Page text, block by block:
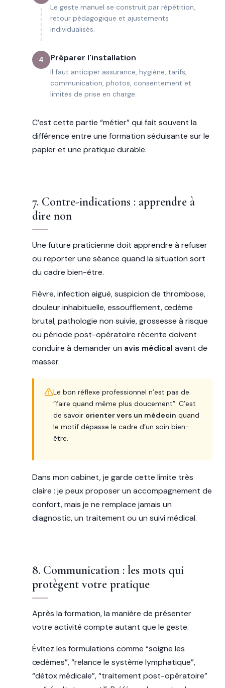
Le geste manuel se construit par répétition,
retour pédagogique et ajustements
individualisés.
4 Préparer l'installation
Il faut anticiper assurance, hygiène, tarifs,
communication, photos, consentement et
limites de prise en charge.
C’est cette partie “métier” qui fait souvent la
différence entre une formation séduisante sur le
papier et une pratique durable.
7. Contre-indications : apprendre à
dire non
Une future praticienne doit apprendre à refuser
ou reporter une séance quand la situation sort
du cadre bien-être.
Fièvre, infection aiguë, suspicion de thrombose,
douleur inhabituelle, essoufflement, œdème
brutal, pathologie non suivie, grossesse à risque
ou période post-opératoire récente doivent
conduire à demander un avis médical avant de
masser.
Le bon réflexe professionnel n’est pas de
“faire quand même plus doucement”. C’est
de savoir orienter vers un médecin quand
le motif dépasse le cadre d’un soin bien-
être.
Dans mon cabinet, je garde cette limite très
claire : je peux proposer un accompagnement de
confort, mais je ne remplace jamais un
diagnostic, un traitement ou un suivi médical.
8. Communication : les mots qui
protègent votre pratique
Après la formation, la manière de présenter
votre activité compte autant que le geste.
Évitez les formulations comme “soigne les
œdèmes”, “relance le système lymphatique”,
“détox médicale”, “traitement post-opératoire”